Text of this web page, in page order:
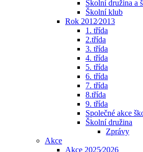
Školní družina a
Školní klub
Rok 2012⁄2013
1. třída
2.třída
3. třída
4. třída
5. třída
6. třída
7. třída
8.třída
9. třída
Společné akce
Školní družina
Zprávy
Akce
Akce 2025⁄2026